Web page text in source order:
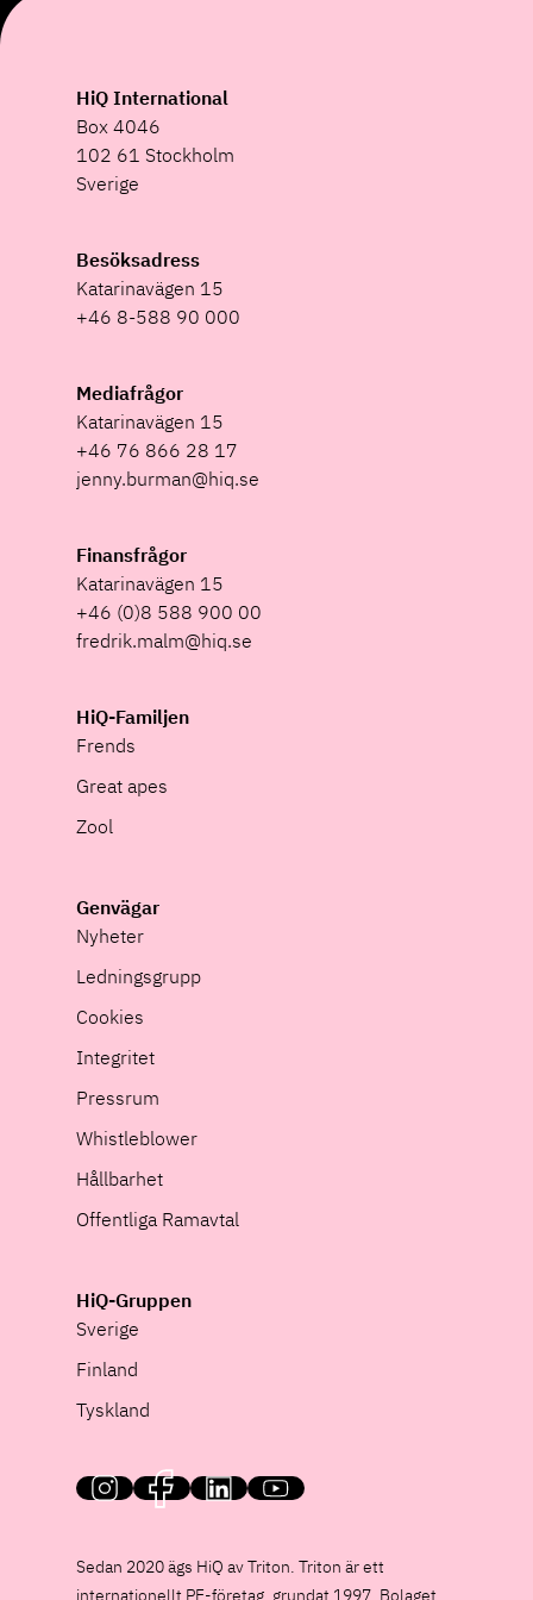
HiQ International
Box 4046
102 61 Stockholm
Sverige
Besöksadress
Katarinavägen 15
+46 8-588 90 000
Mediafrågor
Katarinavägen 15
+46 76 866 28 17
jenny.burman@hiq.se
Finansfrågor
Katarinavägen 15
+46 (0)8 588 900 00
fredrik.malm@hiq.se
HiQ-Familjen
Frends
Great apes
Zool
Genvägar
Nyheter
Ledningsgrupp
Cookies
Integritet
Pressrum
Whistleblower
Hållbarhet
Offentliga Ramavtal
HiQ-Gruppen
Sverige
Finland
Tyskland
HiQ on social media
Sedan 2020 ägs HiQ av Triton. Triton är ett
internationellt PE-företag, grundat 1997. Bolaget